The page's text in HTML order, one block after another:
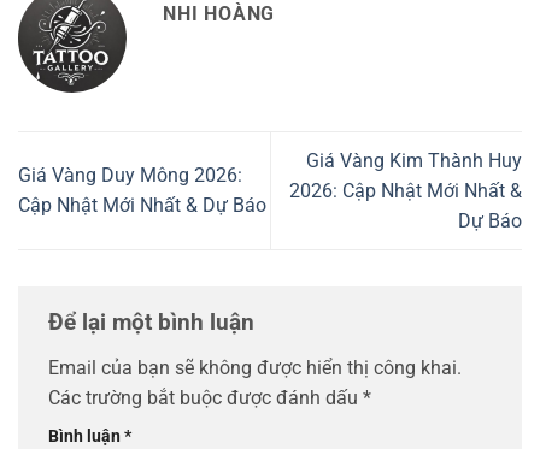
NHI HOÀNG
Giá Vàng Duy Mông 2026:
Cập Nhật Mới Nhất & Dự Báo
Giá Vàng Kim Thành Huy
2026: Cập Nhật Mới Nhất &
Dự Báo
Để lại một bình luận
Email của bạn sẽ không được hiển thị công khai.
Các trường bắt buộc được đánh dấu *
Bình luận*